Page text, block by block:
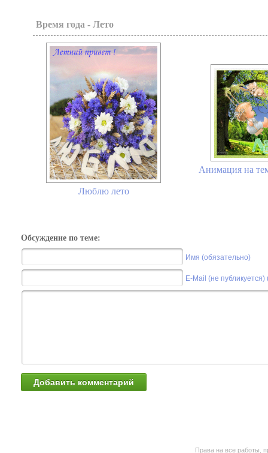
Время года - Лето
Люблю лето
Анимация на
Обсуждение по теме:
Имя (обязательно)
E-Mail (не
Права на все работы,